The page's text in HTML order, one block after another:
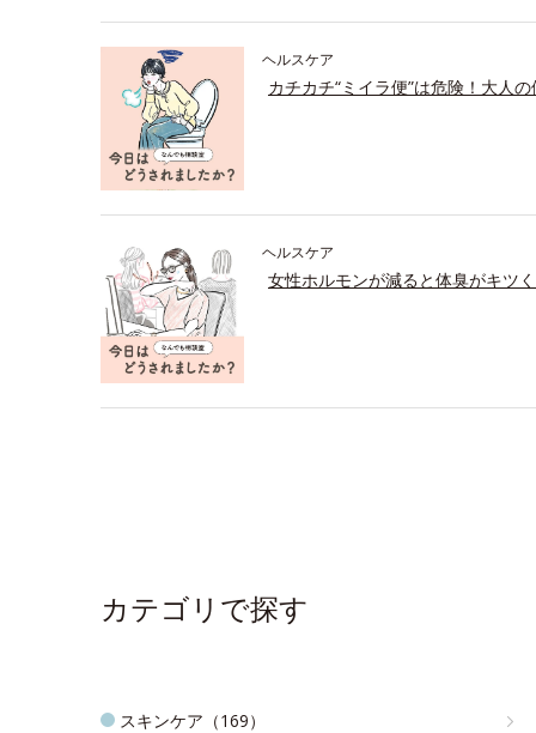
ヘルスケア
カチカチ“ミイラ便”は危険！大人
ヘルスケア
女性ホルモンが減ると体臭がキツ
カテゴリで探す
スキンケア（169）